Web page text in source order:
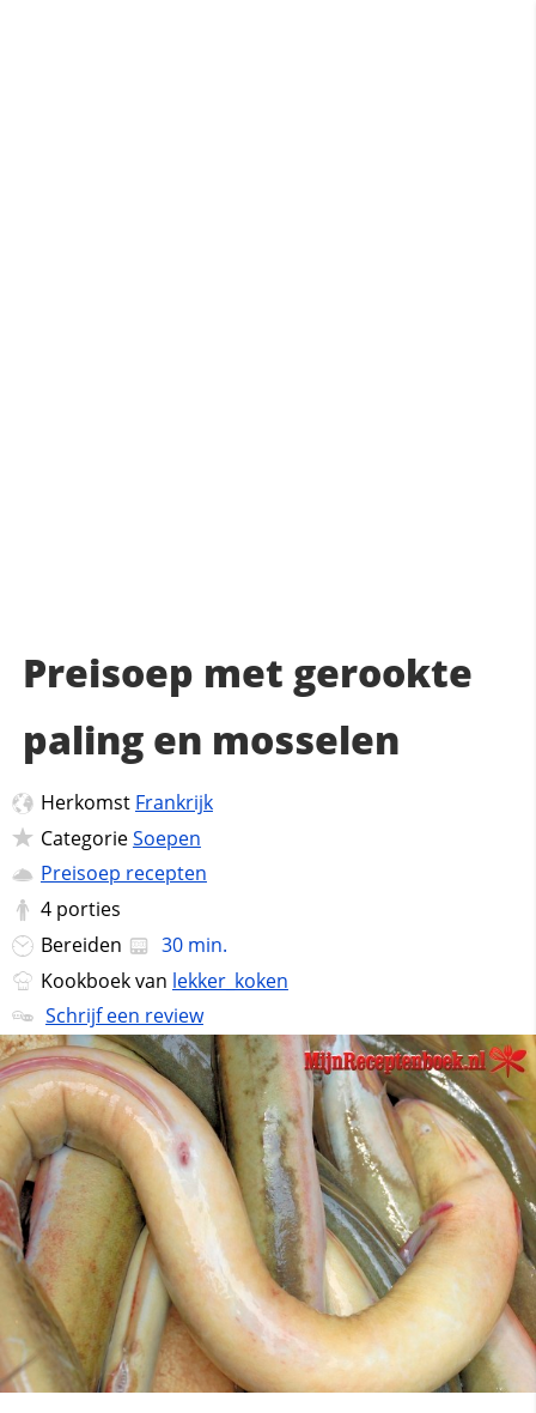
Preisoep met gerookte
paling en mosselen
Herkomst Frankrijk
CategorieSoepen
Preisoep recepten
4 porties
Bereiden
30 min.
Kookboek van lekker_koken
Schrijf een review